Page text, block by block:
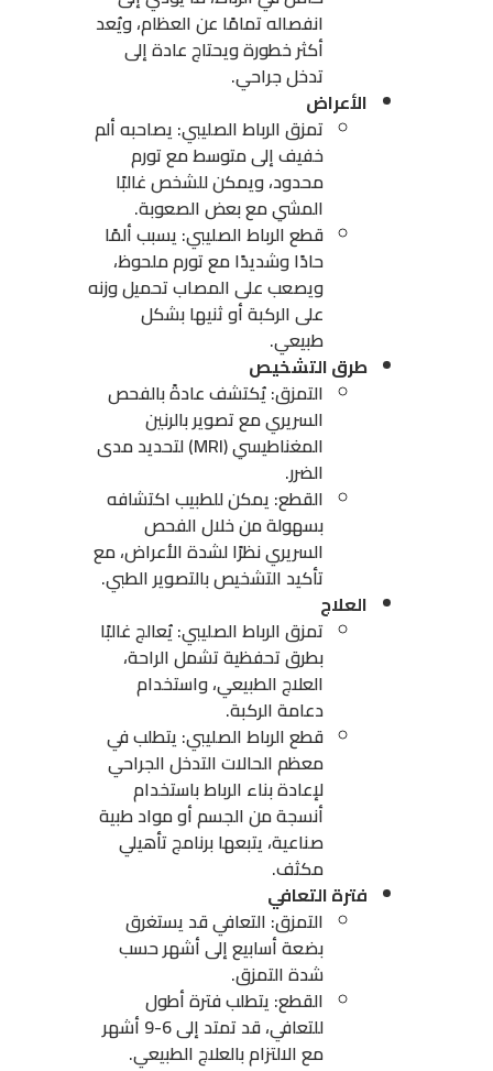
انفصاله تمامًا عن العظام، ويُعد
أكثر خطورة ويحتاج عادة إلى
تدخل جراحي.
الأعراض
تمزق الرباط الصليبي: يصاحبه ألم
خفيف إلى متوسط مع تورم
محدود، ويمكن للشخص غالبًا
المشي مع بعض الصعوبة.
قطع الرباط الصليبي: يسبب ألمًا
حادًا وشديدًا مع تورم ملحوظ،
ويصعب على المصاب تحميل وزنه
على الركبة أو ثنيها بشكل
طبيعي.
طرق التشخيص
التمزق: يُكتشف عادةً بالفحص
السريري مع تصوير بالرنين
المغناطيسي (MRI) لتحديد مدى
الضرر.
القطع: يمكن للطبيب اكتشافه
بسهولة من خلال الفحص
السريري نظرًا لشدة الأعراض، مع
تأكيد التشخيص بالتصوير الطبي.
العلاج
تمزق الرباط الصليبي: يُعالج غالبًا
بطرق تحفظية تشمل الراحة،
العلاج الطبيعي، واستخدام
دعامة الركبة.
قطع الرباط الصليبي: يتطلب في
معظم الحالات التدخل الجراحي
لإعادة بناء الرباط باستخدام
أنسجة من الجسم أو مواد طبية
صناعية، يتبعها برنامج تأهيلي
مكثف.
فترة التعافي
التمزق: التعافي قد يستغرق
بضعة أسابيع إلى أشهر حسب
شدة التمزق.
القطع: يتطلب فترة أطول
للتعافي، قد تمتد إلى 6-9 أشهر
مع الالتزام بالعلاج الطبيعي.